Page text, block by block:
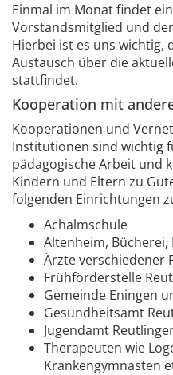
Einmal im Monat findet
Vorstandsmitglied und
Hierbei ist es uns wichtig,
Austausch über die
stattfindet.
Kooperation mit
Kooperationen und
Institutionen sind wichtig
pädagogische Arbeit und
Kindern und Eltern zu
folgenden Einrichtungen
Achalmschule
Altenheim, Bücherei,
Ärzte verschiedener
Frühförderstelle
Gemeinde Eningen
Gesundheitsamt
Jugendamt
Therapeuten wie
Krankengymnasten